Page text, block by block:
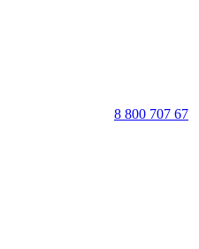
8 800 707 67